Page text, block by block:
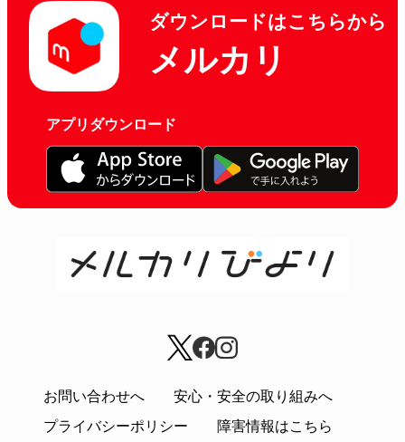
ダウンロードはこちらから
メルカリ
アプリダウンロード
お問い合わせへ
安心・安全の取り組みへ
プライバシーポリシー
障害情報はこちら